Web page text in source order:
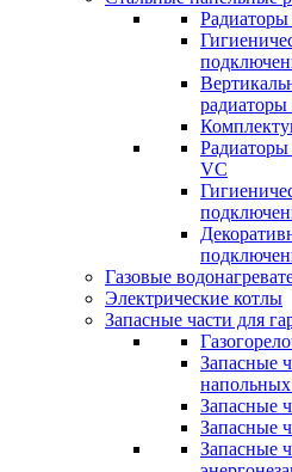
VC
Газовые
Электрические котлы
Запасные части для
Запасные
напольных
Запасные
Запасные
Запасные